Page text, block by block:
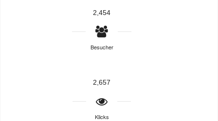
2,454
Besucher
2,657
Klicks